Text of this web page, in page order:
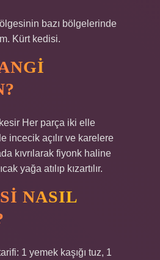
bazı bölgelerinde
Kürt kedisi.
Her parça iki elle
incecik açılır ve karelere
kıvrılarak fiyonk haline
yağa atılıp kızartılır.
NASIL
1 yemek kaşığı tuz, 1